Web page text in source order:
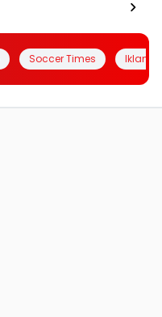
Soccer Times Iklanin